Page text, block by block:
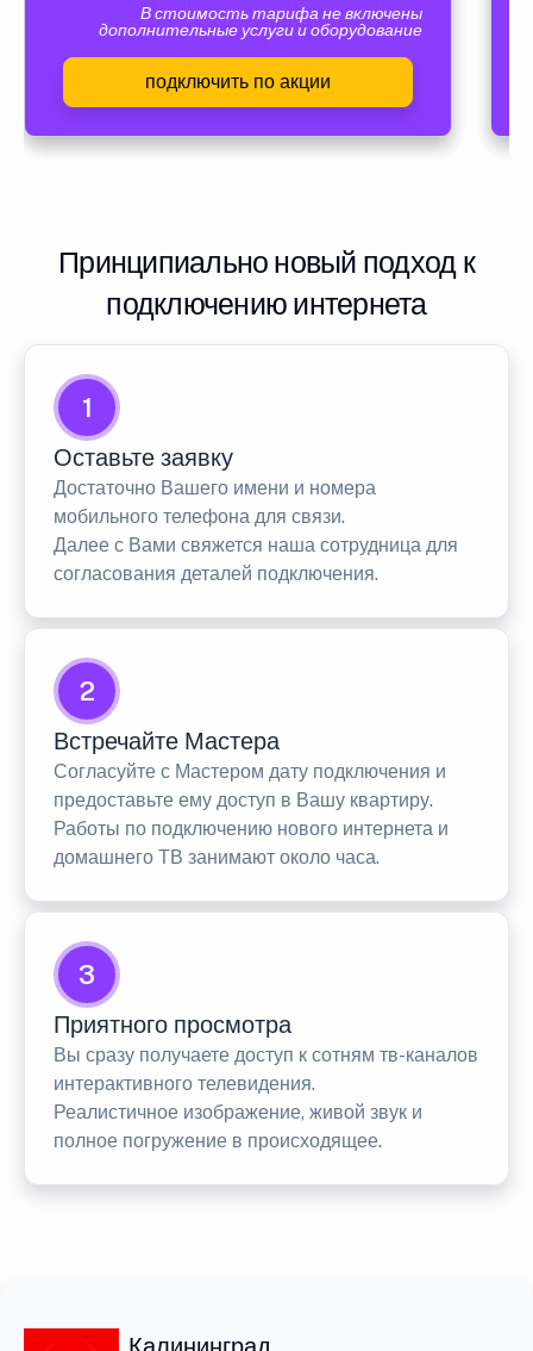
В стоимость тарифа не включены
дополнительные услуги и оборудование
подключить по акции
Принципиально новый подход к
подключению интернета
1
Оставьте заявку
Достаточно Вашего имени и номера
мобильного телефона для связи.
Далее с Вами свяжется наша сотрудница для
согласования деталей подключения.
2
Встречайте Мастера
Согласуйте с Мастером дату подключения и
предоставьте ему доступ в Вашу квартиру.
Работы по подключению нового интернета и
домашнего ТВ занимают около часа.
3
Приятного просмотра
Вы сразу получаете доступ к сотням тв-каналов
интерактивного телевидения.
Реалистичное изображение, живой звук и
полное погружение в происходящее.